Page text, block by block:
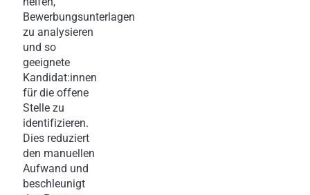
Bewerbungsunterlagen
zu analysieren
und so
geeignete
Kandidat:innen
für die offene
Stelle zu
identifizieren.
Dies reduziert
den manuellen
Aufwand und
beschleunigt